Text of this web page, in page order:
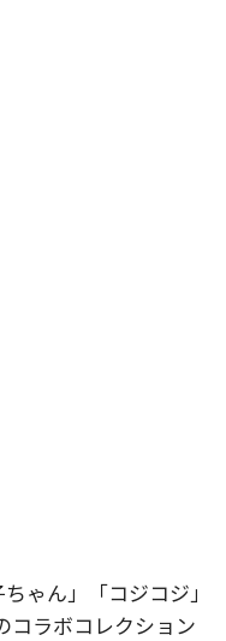
ゃん」「コジコジ」
コラボコレクション